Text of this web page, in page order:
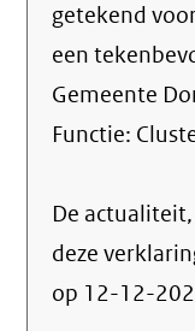
getekend
een
Gemeente
Functie:
De
deze
op 12-12-